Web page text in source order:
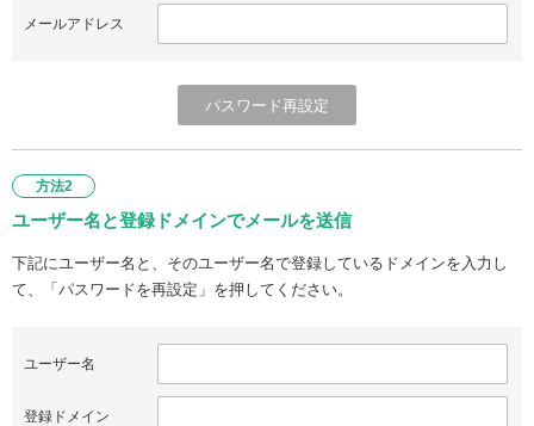
メールアドレス
方法2
ユーザー名と登録ドメインでメールを送信
下記にユーザー名と、そのユーザー名で登録しているドメインを入力し
て、「パスワードを再設定」を押してください。
ユーザー名
登録ドメイン